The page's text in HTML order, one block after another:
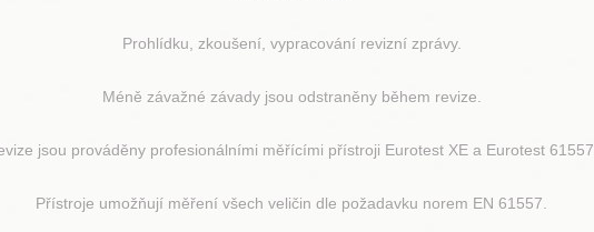
Prohlídku, zkoušení, vypracování revizní zprávy.
Méně závažné závady jsou odstraněny během revize.
jsou prováděny profesionálními měřícími přístroji Eurotest XE a Eurotest 61557.
Přístroje umožňují měření všech veličin dle požadavku norem EN 61557.